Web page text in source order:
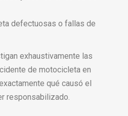
defectuosas o fallas de
exhaustivamente las
de motocicleta en
qué causó el
responsabilizado.